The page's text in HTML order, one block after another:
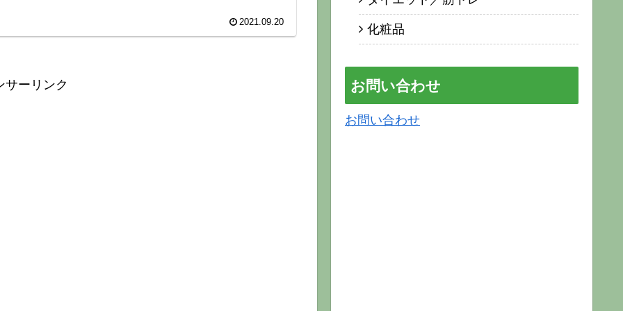
2021.09.20
サーリンク
化粧品
お問い合わせ
お問い合わせ